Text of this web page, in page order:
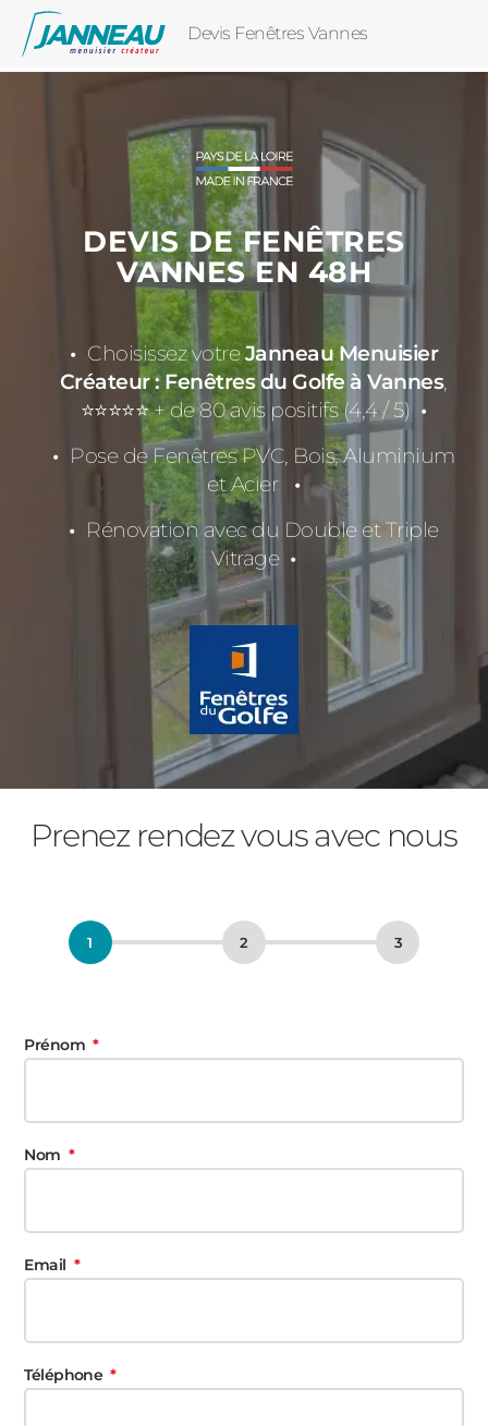
Devis Fenêtres Vannes
DEVIS DE FENÊTRES
VANNES EN 48H
Choisissez votreJanneau Menuisier
Créateur : Fenêtres du Golfe à Vannes,
⭐⭐⭐⭐⭐ + de 80 avis positifs (4,4 / 5)
Pose de Fenêtres PVC, Bois, Aluminium
et Acier
Rénovation avec du Double et Triple
Vitrage
Prenez rendez vous avec nous
Prénom
Nom
Email
Téléphone